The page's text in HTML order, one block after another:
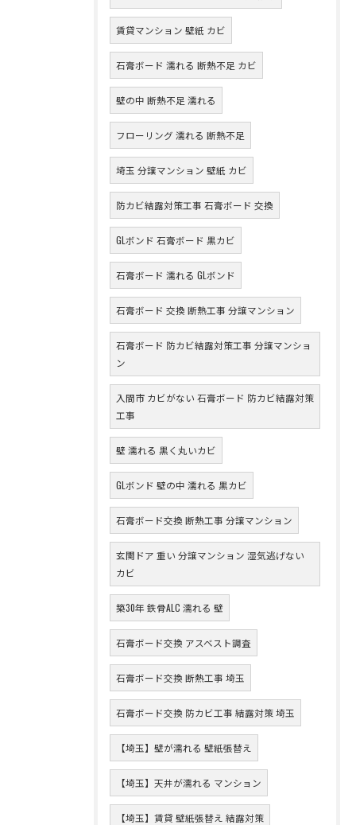
賃貸マンション 壁紙 カビ
石膏ボード 濡れる 断熱不足 カビ
壁の中 断熱不足 濡れる
フローリング 濡れる 断熱不足
埼玉 分譲マンション 壁紙 カビ
防カビ結露対策工事 石膏ボード 交換
GLボンド 石膏ボード 黒カビ
石膏ボード 濡れる GLボンド
石膏ボード 交換 断熱工事 分譲マンション
石膏ボード 防カビ結露対策工事 分譲マンショ
ン
入間市 カビがない 石膏ボード 防カビ結露対策
工事
壁 濡れる 黒く丸いカビ
GLボンド 壁の中 濡れる 黒カビ
石膏ボード交換 断熱工事 分譲マンション
玄関ドア 重い 分譲マンション 湿気逃げない
カビ
築30年 鉄骨ALC 濡れる 壁
石膏ボード交換 アスベスト調査
石膏ボード交換 断熱工事 埼玉
石膏ボード交換 防カビ工事 結露対策 埼玉
【埼玉】壁が濡れる 壁紙張替え
【埼玉】天井が濡れる マンション
【埼玉】賃貸 壁紙張替え 結露対策